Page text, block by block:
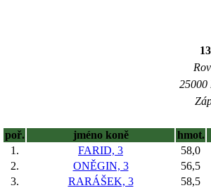
25000
poř.
jméno koně hmot.
1.
FARID, 3 58,0
2.
ONĚGIN, 3 56,5
3.
RARÁŠEK, 3 58,5